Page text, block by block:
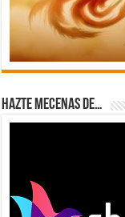
Hazte Mecenas de…